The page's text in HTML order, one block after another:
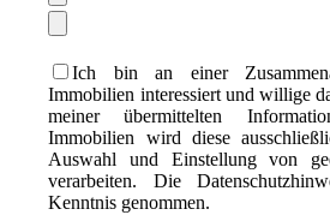
Ich bin an einer
Immobilien interessiert und willige
meiner übermittelten
Immobilien wird diese
Auswahl und Einstellung von
verarbeiten. Die
Kenntnis genommen.